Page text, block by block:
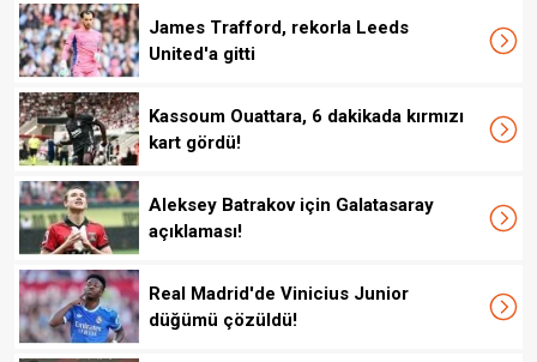
James Trafford, rekorla Leeds
United'a gitti
Kassoum Ouattara, 6 dakikada kırmızı
kart gördü!
Aleksey Batrakov için Galatasaray
açıklaması!
Real Madrid'de Vinicius Junior
düğümü çözüldü!